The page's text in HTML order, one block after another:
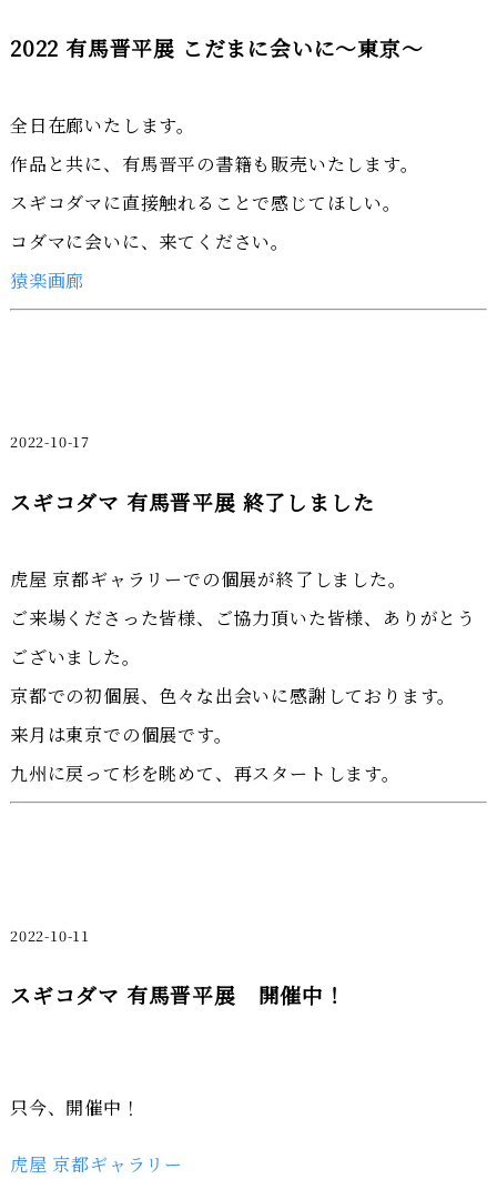
2022 有馬晋平展 こだまに会いに～東京～
全日在廊いたします。
作品と共に、有馬晋平の書籍も販売いたします。
スギコダマに直接触れることで感じてほしい。
コダマに会いに、来てください。
猿楽画廊
2022-10-17
スギコダマ 有馬晋平展 終了しました
虎屋 京都ギャラリーでの個展が終了しました。
ご来場くださった皆様、ご協力頂いた皆様、ありがとう
ございました。
京都での初個展、色々な出会いに感謝しております。
来月は東京での個展です。
九州に戻って杉を眺めて、再スタートします。
2022-10-11
スギコダマ 有馬晋平展 開催中！
只今、開催中！
虎屋 京都ギャラリー